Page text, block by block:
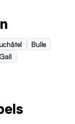
Bulle